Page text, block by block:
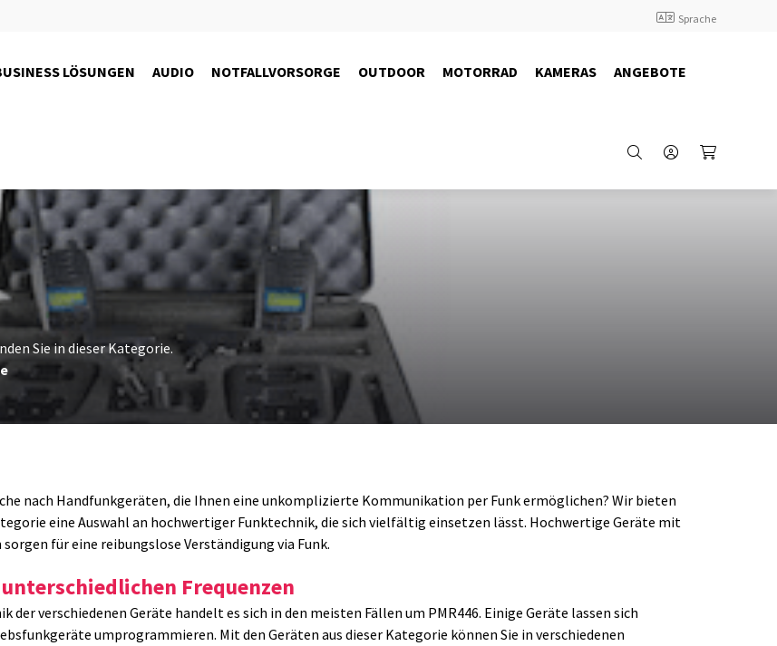
Sprache
LÖSUNGEN AUDIO NOTFALLVORSORGE OUTDOOR MOTORRAD KAMERAS ANGEBOTE
Sie in dieser Kategorie.
nach Handfunkgeräten, die Ihnen eine unkomplizierte Kommunikation per Funk ermöglichen? Wir bieten
eine Auswahl an hochwertiger Funktechnik, die sich vielfältig einsetzen lässt. Hochwertige Geräte mit
für eine reibungslose Verständigung via Funk.
Frequenzen
der verschiedenen Geräte handelt es sich in den meisten Fällen um PMR446. Einige Geräte lassen sich
umprogrammieren. Mit den Geräten aus dieser Kategorie können Sie in verschiedenen